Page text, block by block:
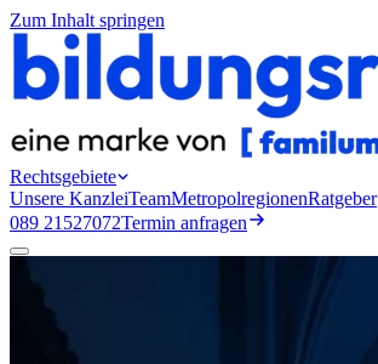
Zum Inhalt springen
Rechtsgebiete
Unsere KanzleiTeamMetropolregionenRatgeber
089 21527072Termin anfragen